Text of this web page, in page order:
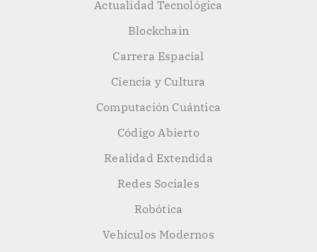
Actualidad Tecnológica
Blockchain
Carrera Espacial
Ciencia y Cultura
Computación Cuántica
Código Abierto
Realidad Extendida
Redes Sociales
Robótica
Vehículos Modernos